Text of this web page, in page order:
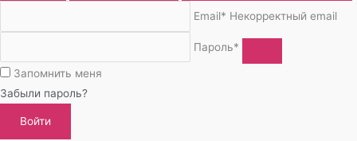
Email* Некорректный email
Пароль*
Запомнить меня
Забыли пароль?
Войти